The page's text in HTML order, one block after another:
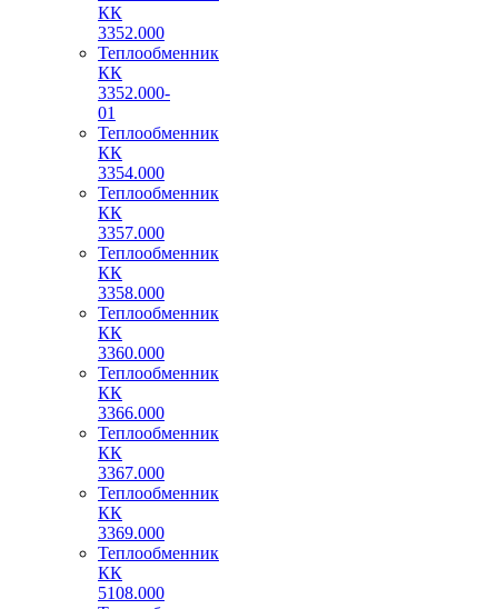
КК
3352.000
Теплообменник
КК
3352.000-
01
Теплообменник
КК
3354.000
Теплообменник
КК
3357.000
Теплообменник
КК
3358.000
Теплообменник
КК
3360.000
Теплообменник
КК
3366.000
Теплообменник
КК
3367.000
Теплообменник
КК
3369.000
Теплообменник
КК
5108.000